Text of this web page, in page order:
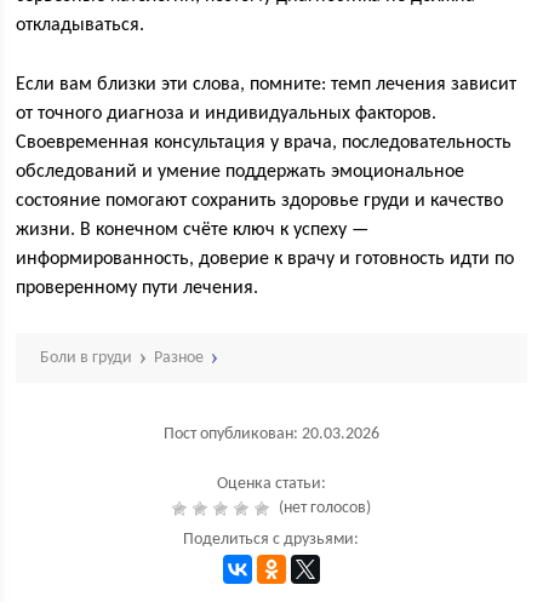
откладываться.
Если вам близки эти слова, помните: темп лечения зависит
от точного диагноза и индивидуальных факторов.
Своевременная консультация у врача, последовательность
обследований и умение поддержать эмоциональное
состояние помогают сохранить здоровье груди и качество
жизни. В конечном счёте ключ к успеху —
информированность, доверие к врачу и готовность идти по
проверенному пути лечения.
Боли в груди Разное
Пост опубликован: 20.03.2026
Оценка статьи:
(нет голосов)
Поделиться с друзьями: